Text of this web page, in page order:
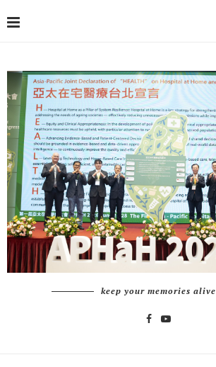
keep your memories alive